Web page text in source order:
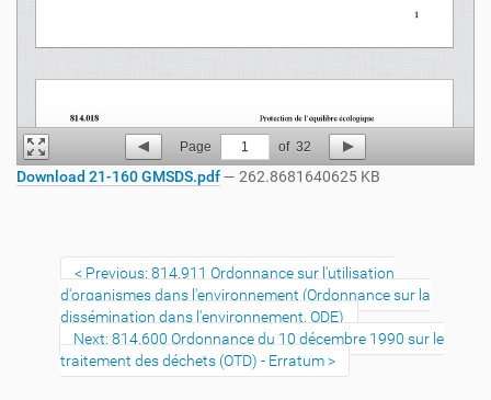
Page 1 of 32
Download 21-160 GMSDS.pdf— 262.8681640625 KB
Previous: 814.911 Ordonnance sur l'utilisation
d'organismes dans l'environnement (Ordonnance sur la
dissémination dans l'environnement, ODE)
Next: 814.600 Ordonnance du 10 décembre 1990 sur le
traitement des déchets (OTD) - Erratum